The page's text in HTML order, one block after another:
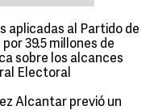
aplicadas al Partido de
39.5 millones de
sobre los alcances
Electoral
Alcantar previó un